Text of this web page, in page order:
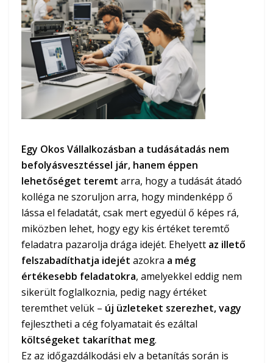
Egy Okos Vállalkozásban a tudásátadás nem
befolyásvesztéssel jár, hanem éppen
lehetőséget teremt arra, hogy a tudását átadó
kolléga ne szoruljon arra, hogy mindenképp ő
lássa el feladatát, csak mert egyedül ő képes rá,
miközben lehet, hogy egy kis értéket teremtő
feladatra pazarolja drága idejét. Ehelyett az illető
felszabadíthatja idejét azokra a még
értékesebb feladatokra, amelyekkel eddig nem
sikerült foglalkoznia, pedig nagy értéket
teremthet velük – új üzleteket szerezhet, vagy
fejlesztheti a cég folyamatait és ezáltal
költségeket takaríthat meg.
Ez az időgazdálkodási elv a betanítás során is